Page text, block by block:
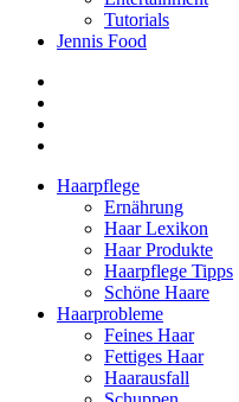
Tutorials
Jennis Food
Haarpflege
Ernährung
Haar Lexikon
Haar Produkte
Haarpflege Tipps
Schöne Haare
Haarprobleme
Feines Haar
Fettiges Haar
Haarausfall